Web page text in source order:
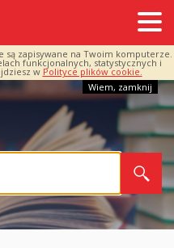
zapisywane na Twoim komputerze.
funkcjonalnych, statystycznych i
w Polityce plików cookie.
Wiem, zamknij